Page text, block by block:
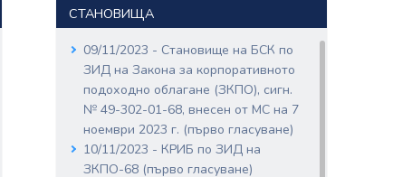
Документи:
Входящ номер: 49-354-04-
255
Дата: 27/11/2023
Вносители:
ДЕСИСЛАВА
ЖЕКОВА ТАНЕВА;
МАРИЯ ЩЕРЕВА
12/12/2023 внесен (зала второ
гласуване)
12/12/2023 обсъждане (зала второ
гласуване)Пленарно заседание
12/12/2023 обсъждане (зала второ
гласуване)Пленарно заседание
12/12/2023 приет (зала второ
гласуване)
СТАНОВИЩА
09/11/2023 - Становище на БСК по
ЗИД на Закона за корпоративното
подоходно облагане (ЗКПО), сигн.
№ 49-302-01-68, внесен от МС на 7
ноември 2023 г. (първо гласуване)
10/11/2023 - КРИБ по ЗИД на
ЗКПО-68 (първо гласуване)